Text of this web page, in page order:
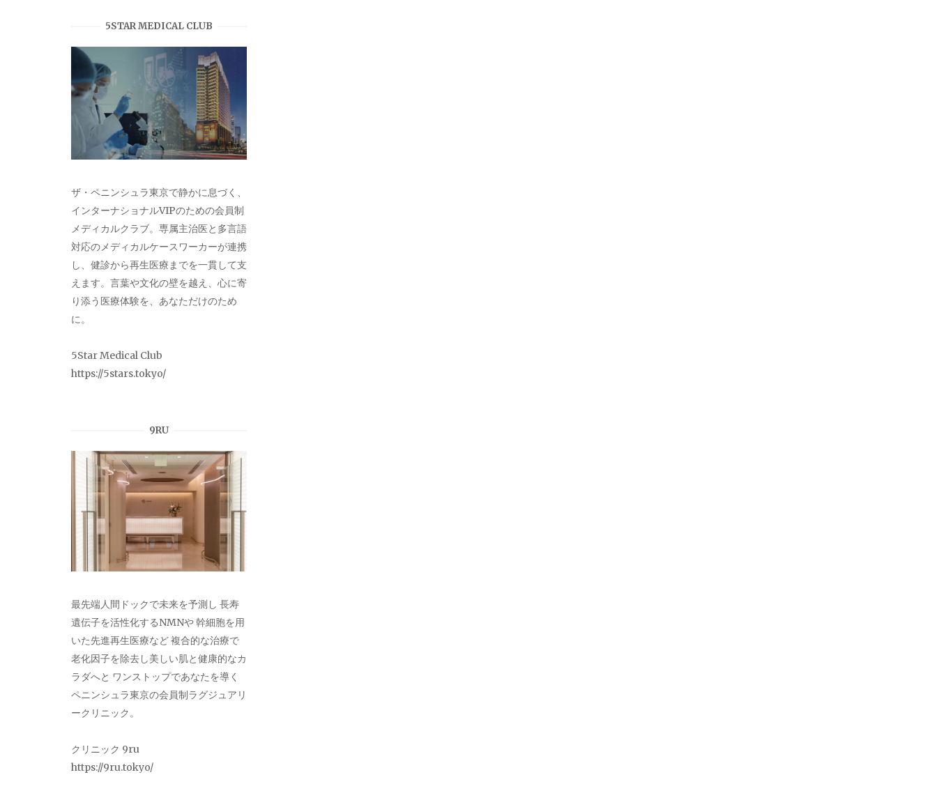
5STAR MEDICAL CLUB
ザ・ペニンシュラ東京で静かに息づく、
インターナショナルVIPのための会員制
メディカルクラブ。専属主治医と多言語
対応のメディカルケースワーカーが連携
し、健診から再生医療までを一貫して支
えます。言葉や文化の壁を越え、心に寄
り添う医療体験を、あなただけのため
に。
5Star Medical Club
https://5stars.tokyo/
9RU
最先端人間ドックで未来を予測し 長寿
遺伝子を活性化するNMNや 幹細胞を用
いた先進再生医療など 複合的な治療で
老化因子を除去し美しい肌と健康的なカ
ラダへと ワンストップであなたを導く
ペニンシュラ東京の会員制ラグジュアリ
ークリニック。
クリニック 9ru
https://9ru.tokyo/